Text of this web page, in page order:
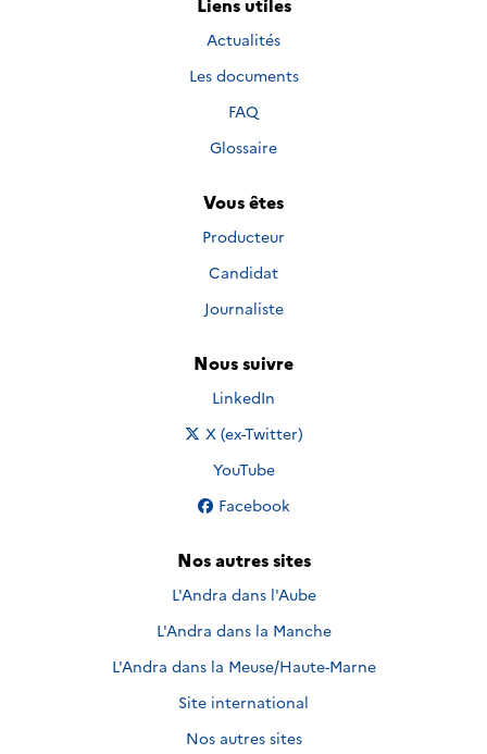
Actualités
Les documents
FAQ
Glossaire
Vous êtes
Producteur
Candidat
Journaliste
Nous suivre
Nous suivre sur
LinkedIn
Nous suivre sur
X (ex-Twitter)
Nous suivre sur
YouTube
Nous suivre sur
Facebook
Nos autres sites
L'Andra dans l'Aube
L'Andra dans la Manche
L'Andra dans la Meuse/Haute-Marne
Site international
Nos autres sites